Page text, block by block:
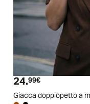
Prezzo attuale
24.99€